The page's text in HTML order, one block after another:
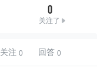
0
关注了
关注 回答